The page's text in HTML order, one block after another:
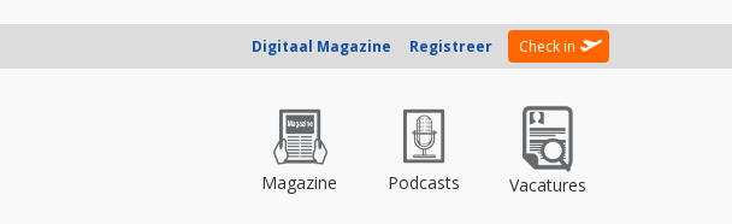
Digitaal Magazine Registreer Check in
Magazine Podcasts Vacatures